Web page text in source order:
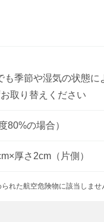
も季節や湿気の状態に
取り替えください
80%の場合）
厚さ2cm（片側）
れた航空危険物に該当しませ